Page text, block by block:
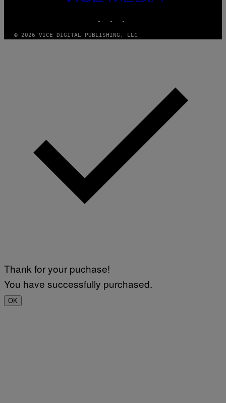
© 2026 VICE DIGITAL PUBLISHING, LLC
Thank for your puchase!
You have successfully purchased.
OK